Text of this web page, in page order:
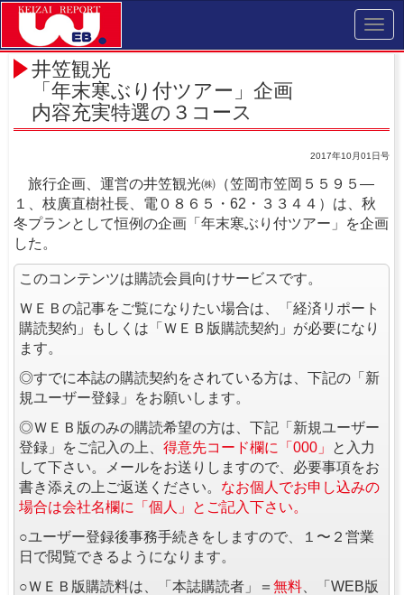
井笠観光
「年末寒ぶり付ツアー」企画
内容充実特選の３コース
2017年10月01日号
旅行企画、運営の井笠観光㈱（笠岡市笠岡５５９５―
１、枝廣直樹社長、電０８６５・62・３３４４）は、秋
冬プランとして恒例の企画「年末寒ぶり付ツアー」を企画
した。
このコンテンツは購読会員向けサービスです。
ＷＥＢの記事をご覧になりたい場合は、「経済リポート
購読契約」もしくは「ＷＥＢ版購読契約」が必要になり
ます。
◎すでに本誌の購読契約をされている方は、下記の「新
規ユーザー登録」をお願いします。
◎ＷＥＢ版のみの購読希望の方は、下記「新規ユーザー
登録」をご記入の上、 得意先コード欄に「000」
と入力
して下さい。メールをお送りしますので、必要事項をお
書き添えの上ご返送ください。 なお個人でお申し込みの
場合は会社名欄に「個人」とご記入下さい。
○ユーザー登録後事務手続きをしますので、１〜２営業
日で閲覧できるようになります。
○ＷＥＢ版購読料は、「本誌購読者」＝ 無料 、「WEB版